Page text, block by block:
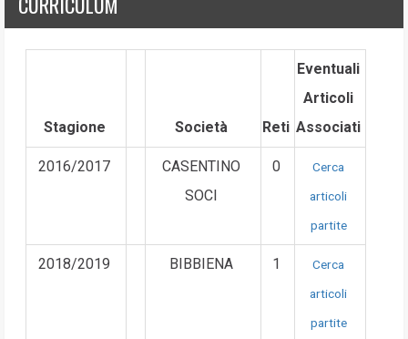
Stagione Società Reti
Eventuali
Articoli
Associati
2016/2017
CASENTINO
SOCI
0
Cerca
articoli
partite
2018/2019 BIBBIENA 1
Cerca
articoli
partite